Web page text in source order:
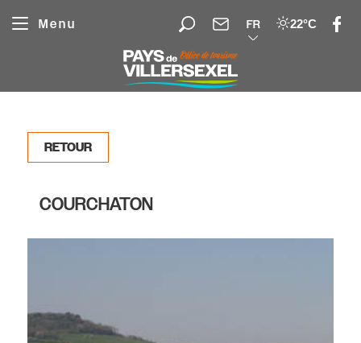
Menu FR 22°C
RETOUR
COURCHATON